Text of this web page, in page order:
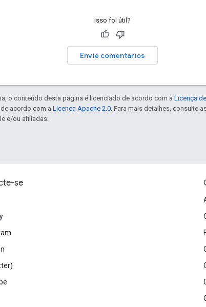
Isso foi útil?
Envie comentários
o conteúdo desta página é licenciado de acordo com a Licença
acordo com a Licença Apache 2.0 . Para mais detalhes, consulte
e/ou afiliadas.
se